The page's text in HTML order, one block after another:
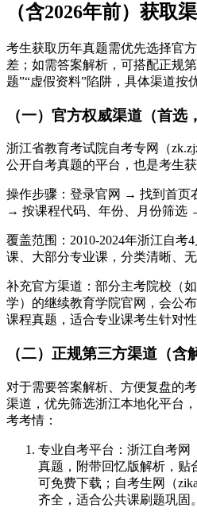
（含2026年前）获取
考生获取历年真题需优先选择官
差；如需答案解析，可搭配正规
题”“虚假资料”陷阱，具体渠道按
（一）官方权威渠道（首选
浙江省教育考试院自考专网（
公开自考真题的平台，也是考生
操作步骤：登录官网 → 找到首页
→ 按课程代码、年份、月份筛选
覆盖范围：2010-2024年浙江自考
课、大部分专业课，分类清晰、
补充官方渠道：部分主考院校（
学）的继续教育学院官网，会公
课程真题，适合专业课考生针对性
（二）正规第三方渠道（含
对于需要答案解析、方便复盘的
渠道，优先筛选浙江本地化平台
考考情：
专业自考平台：浙江自考网
真题，附带回忆版解析，贴
可免费下载；自考生网（
齐全，适合公共课刷题巩固。